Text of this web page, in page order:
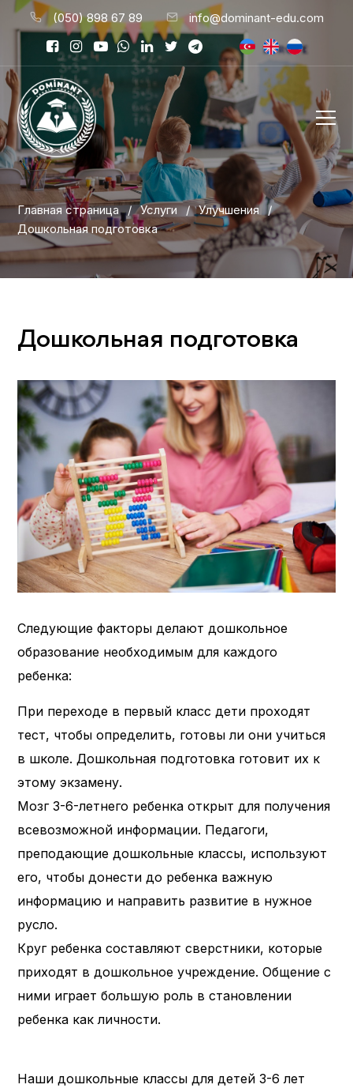
(050) 898 67 89 info@dominant-edu.com
Главная страница / Услуги / Улучшения /
Дошкольная подготовка
Дошкольная подготовка
Следующие факторы делают дошкольное
образование необходимым для каждого
ребенка:
При переходе в первый класс дети проходят
тест, чтобы определить, готовы ли они учиться
в школе. Дошкольная подготовка готовит их к
этому экзамену.
Мозг 3-6-летнего ребенка открыт для получения
всевозможной информации. Педагоги,
преподающие дошкольные классы, используют
его, чтобы донести до ребенка важную
информацию и направить развитие в нужное
русло.
Круг ребенка составляют сверстники, которые
приходят в дошкольное учреждение. Общение с
ними играет большую роль в становлении
ребенка как личности.
Наши дошкольные классы для детей 3-6 лет